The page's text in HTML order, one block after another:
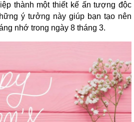
thành một thiết kế ấn tượng độc
ý tưởng này giúp bạn tạo nên
nhớ trong ngày 8 tháng 3.